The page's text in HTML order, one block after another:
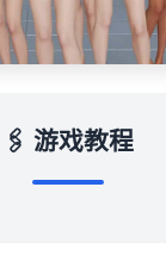
🖇️ 游戏教程